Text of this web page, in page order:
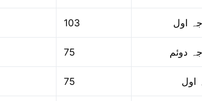
103 اول
75 دوئم
75 اول